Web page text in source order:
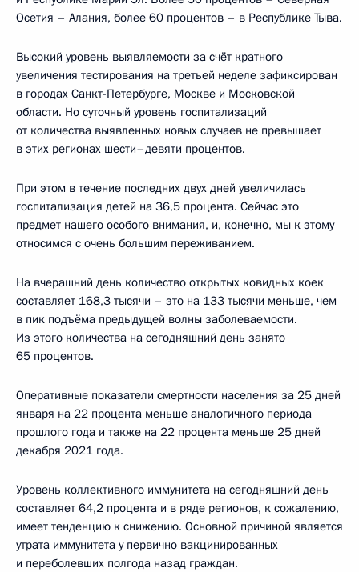
Осетия – Алания, более 60 процентов – в Республике Тыва.
Высокий уровень выявляемости за счёт кратного
увеличения тестирования на третьей неделе зафиксирован
в городах Санкт-Петербурге, Москве и Московской
области. Но суточный уровень госпитализаций
от количества выявленных новых случаев не превышает
в этих регионах шести–девяти процентов.
При этом в течение последних двух дней увеличилась
госпитализация детей на 36,5 процента. Сейчас это
предмет нашего особого внимания, и, конечно, мы к этому
относимся с очень большим переживанием.
На вчерашний день количество открытых ковидных коек
составляет 168,3 тысячи – это на 133 тысячи меньше, чем
в пик подъёма предыдущей волны заболеваемости.
Из этого количества на сегодняшний день занято
65 процентов.
Оперативные показатели смертности населения за 25 дней
января на 22 процента меньше аналогичного периода
прошлого года и также на 22 процента меньше 25 дней
декабря 2021 года.
Уровень коллективного иммунитета на сегодняшний день
составляет 64,2 процента и в ряде регионов, к сожалению,
имеет тенденцию к снижению. Основной причиной является
утрата иммунитета у первично вакцинированных
и переболевших полгода назад граждан.